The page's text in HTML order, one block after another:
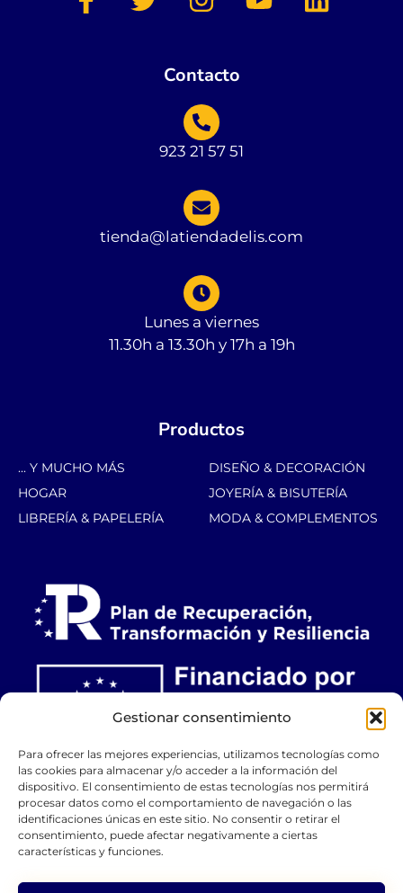
Gestionar consentimiento
Para ofrecer las mejores experiencias, utilizamos tecnologías como
las cookies para almacenar y/o acceder a la información del
dispositivo. El consentimiento de estas tecnologías nos permitirá
procesar datos como el comportamiento de navegación o las
identificaciones únicas en este sitio. No consentir o retirar el
consentimiento, puede afectar negativamente a ciertas
características y funciones.
Contacto
923 21 57 51
tienda@latiendadelis.com
Lunes a viernes
11.30h a 13.30h y 17h a 19h
Productos
... Y MUCHO MÁS
DISEÑO & DECORACIÓN
HOGAR
JOYERÍA & BISUTERÍA
LIBRERÍA & PAPELERÍA
MODA & COMPLEMENTOS